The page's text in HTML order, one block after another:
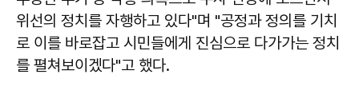
위선의 정치를 자행하고 있다"며 "공정과 정의를 기치
로 이를 바로잡고 시민들에게 진심으로 다가가는 정치
를 펼쳐보이겠다"고 했다.